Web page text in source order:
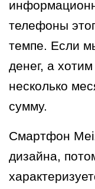
телефоны
темпе. Если
денег, а
несколько
сумму.
Смартфон
дизайна,